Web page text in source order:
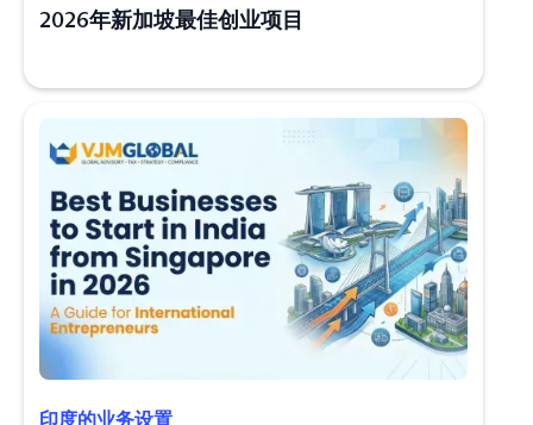
2026年新加坡最佳创业项目
印度的业务设置